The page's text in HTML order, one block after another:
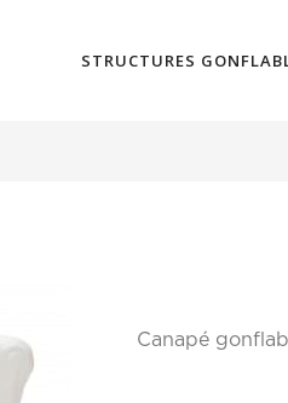
STRUCTURES
Canapé